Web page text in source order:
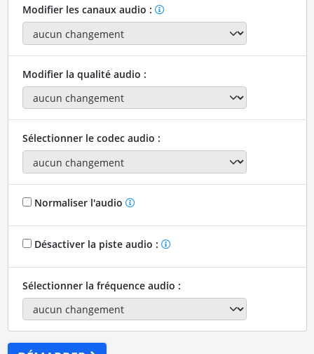
Modifier les canaux audio :
Modifier la qualité audio :
Sélectionner le codec audio :
Normaliser l'audio
Désactiver la piste audio :
Sélectionner la fréquence audio :